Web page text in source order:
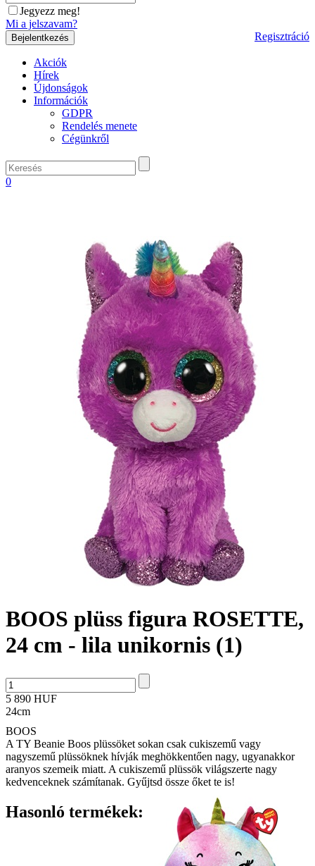
Jegyezz meg!
Mi a jelszavam?
Regisztráció
Akciók
Hírek
Újdonságok
Információk
GDPR
Rendelés menete
Cégünkről
0
BOOS plüss figura ROSETTE,
24 cm - lila unikornis (1)
5 890 HUF
24cm
BOOS
A TY Beanie Boos plüssöket sokan csak cukiszemű vagy
nagyszemű plüssöknek hívják meghökkentően nagy, ugyanakkor
aranyos szemeik miatt. A cukiszemű plüssök világszerte nagy
kedvenceknek számítanak. Gyűjtsd össze őket te is!
Hasonló termékek: